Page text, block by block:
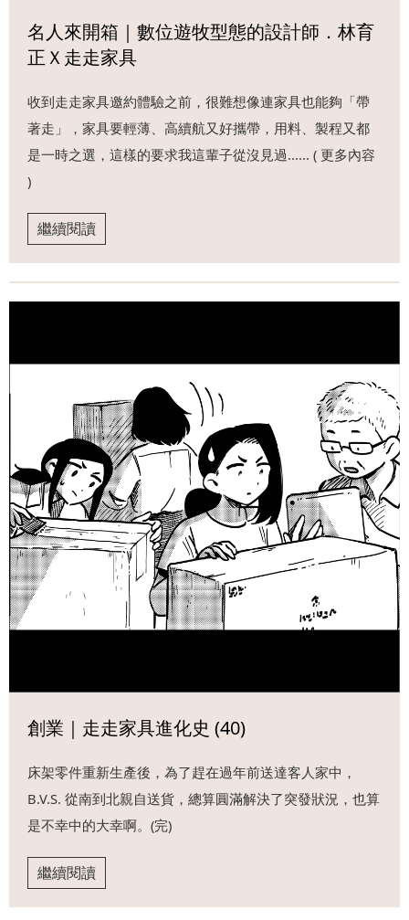
名人來開箱｜數位遊牧型態的設計師．林育
正Ｘ走走家具
收到走走家具邀約體驗之前，很難想像連家具也能夠「帶
著走」，家具要輕薄、高續航又好攜帶，用料、製程又都
是一時之選，這樣的要求我這輩子從沒見過...... ( 更多內容
)
繼續閱讀
創業｜走走家具進化史 (40)
床架零件重新生產後，為了趕在過年前送達客人家中，
B.V.S. 從南到北親自送貨，總算圓滿解決了突發狀況，也算
是不幸中的大幸啊。(完)
繼續閱讀